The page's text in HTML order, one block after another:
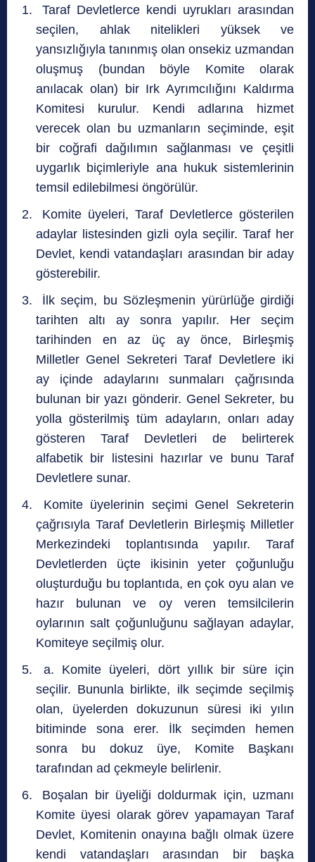
Taraf Devletlerce kendi uyrukları arasından
seçilen, ahlak nitelikleri yüksek ve
yansızlığıyla tanınmış olan onsekiz uzmandan
oluşmuş (bundan böyle Komite olarak
anılacak olan) bir Irk Ayrımcılığını Kaldırma
Komitesi kurulur. Kendi adlarına hizmet
verecek olan bu uzmanların seçiminde, eşit
bir coğrafi dağılımın sağlanması ve çeşitli
uygarlık biçimleriyle ana hukuk sistemlerinin
temsil edilebilmesi öngörülür.
Komite üyeleri, Taraf Devletlerce gösterilen
adaylar listesinden gizli oyla seçilir. Taraf her
Devlet, kendi vatandaşları arasından bir aday
gösterebilir.
İlk seçim, bu Sözleşmenin yürürlüğe girdiği
tarihten altı ay sonra yapılır. Her seçim
tarihinden en az üç ay önce, Birleşmiş
Milletler Genel Sekreteri Taraf Devletlere iki
ay içinde adaylarını sunmaları çağrısında
bulunan bir yazı gönderir. Genel Sekreter, bu
yolla gösterilmiş tüm adayların, onları aday
gösteren Taraf Devletleri de belirterek
alfabetik bir listesini hazırlar ve bunu Taraf
Devletlere sunar.
Komite üyelerinin seçimi Genel Sekreterin
çağrısıyla Taraf Devletlerin Birleşmiş Milletler
Merkezindeki toplantısında yapılır. Taraf
Devletlerden üçte ikisinin yeter çoğunluğu
oluşturduğu bu toplantıda, en çok oyu alan ve
hazır bulunan ve oy veren temsilcilerin
oylarının salt çoğunluğunu sağlayan adaylar,
Komiteye seçilmiş olur.
a. Komite üyeleri, dört yıllık bir süre için
seçilir. Bununla birlikte, ilk seçimde seçilmiş
olan, üyelerden dokuzunun süresi iki yılın
bitiminde sona erer. İlk seçimden hemen
sonra bu dokuz üye, Komite Başkanı
tarafından ad çekmeyle belirlenir.
Boşalan bir üyeliği doldurmak için, uzmanı
Komite üyesi olarak görev yapamayan Taraf
Devlet, Komitenin onayına bağlı olmak üzere
kendi vatandaşları arasından bir başka